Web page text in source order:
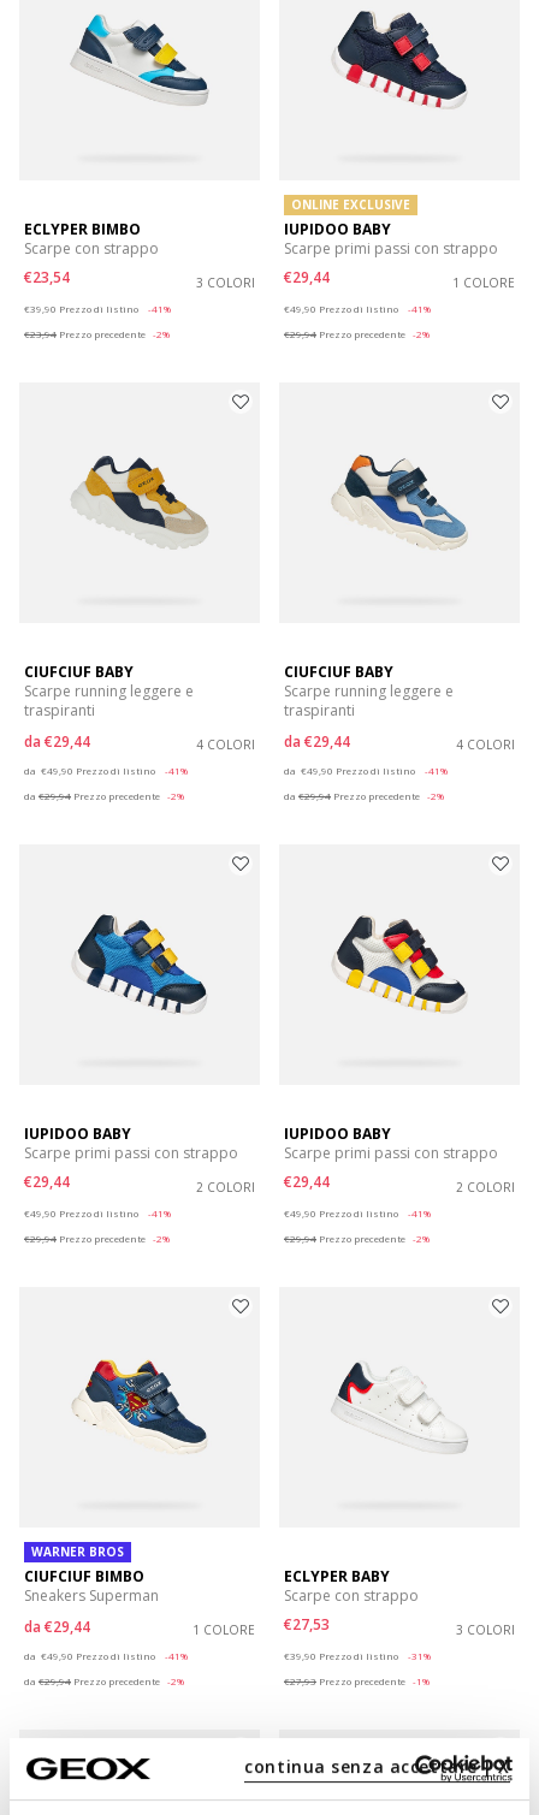
continua senza accettare | X
ECLYPER BIMBO
Scarpe con strappo
€23,54
3 COLORI
€39,90 Prezzo di listino
-41%
€23,94 Prezzo precedente -2%
ONLINE EXCLUSIVE
IUPIDOO BABY
Scarpe primi passi con strappo
€29,44
1 COLORE
€49,90 Prezzo di listino
-41%
€29,94 Prezzo precedente -2%
CIUFCIUF BABY
Scarpe running leggere e
traspiranti
da €29,44 4 COLORI
da €49,90 Prezzo di listino
-41%
da €29,94 Prezzo precedente -2%
CIUFCIUF BABY
Scarpe running leggere e
traspiranti
da €29,44 4 COLORI
da €49,90 Prezzo di listino
-41%
da €29,94 Prezzo precedente -2%
IUPIDOO BABY
Scarpe primi passi con strappo
€29,44
2 COLORI
€49,90 Prezzo di listino
-41%
€29,94 Prezzo precedente -2%
IUPIDOO BABY
Scarpe primi passi con strappo
€29,44
2 COLORI
€49,90 Prezzo di listino
-41%
€29,94 Prezzo precedente -2%
WARNER BROS
CIUFCIUF BIMBO
Sneakers Superman
da €29,44 1 COLORE
da €49,90 Prezzo di listino
-41%
da €29,94 Prezzo precedente -2%
ECLYPER BABY
Scarpe con strappo
€27,53
3 COLORI
€39,90 Prezzo di listino
-31%
€27,93 Prezzo precedente -1%